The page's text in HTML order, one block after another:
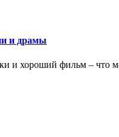
и драмы
и хороший фильм – что